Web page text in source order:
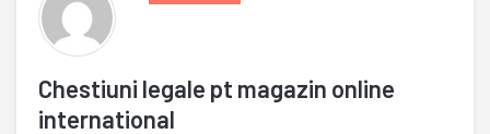
Chestiuni legale pt magazin online
international